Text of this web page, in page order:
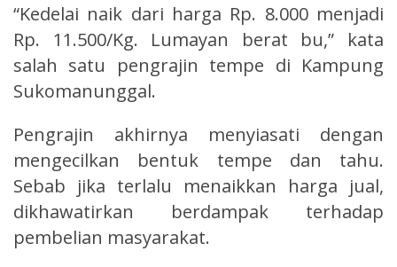
“Kedelai naik dari harga Rp. 8.000 menjadi
Rp. 11.500/Kg. Lumayan berat bu,” kata
salah satu pengrajin tempe di Kampung
Sukomanunggal.
Pengrajin akhirnya menyiasati dengan
mengecilkan bentuk tempe dan tahu.
Sebab jika terlalu menaikkan harga jual,
dikhawatirkan berdampak terhadap
pembelian masyarakat.